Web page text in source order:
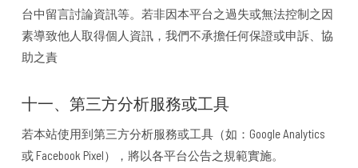
台中留言討論資訊等。若非因本平台之過失或無法控制之因
素導致他人取得個人資訊，我們不承擔任何保證或申訴、協
助之責
十一、第三方分析服務或工具
若本站使用到第三方分析服務或工具（如：Google Analytics
或 Facebook Pixel），將以各平台公告之規範實施。